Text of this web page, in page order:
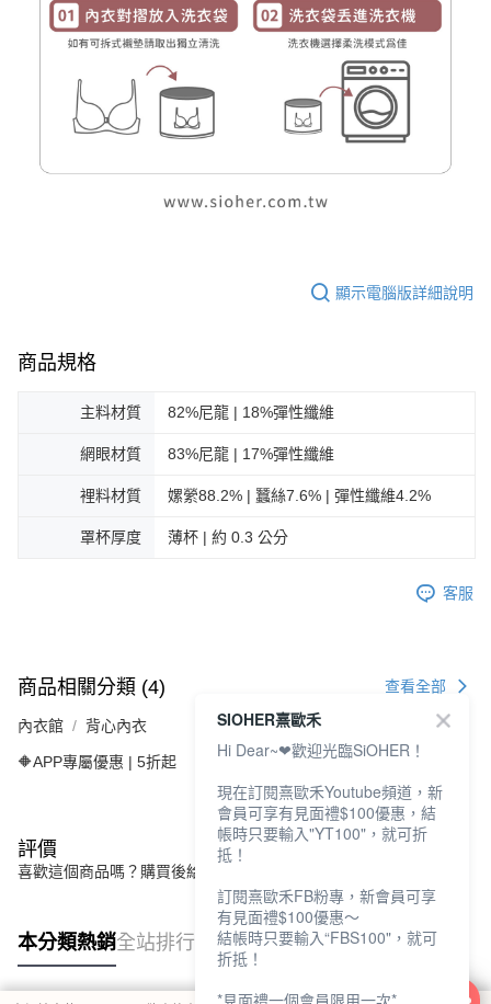
顯示電腦版詳細說明
商品規格
主料材質 82%尼龍 | 18%彈性纖維
網眼材質 83%尼龍 | 17%彈性纖維
裡料材質 嫘縈88.2% | 蠶絲7.6% | 彈性纖維4.2%
罩杯厚度 薄杯 | 約 0.3 公分
客服
商品相關分類 (4) 查看全部
內衣館 背心內衣
🔶APP專屬優惠 | 5折起
評價
喜歡這個商品嗎？購買後給他一個好評吧
本分類熱銷全站排行
SIOHER熹歐禾
Hi Dear~❤歡迎光臨SiOHER！
現在訂閱熹歐禾Youtube頻道，新
會員可享有見面禮$100優惠，結
帳時只要輸入"YT100"，就可折
抵！
訂閱熹歐禾FB粉專，新會員可享
有見面禮$100優惠～
結帳時只要輸入“FBS100"，就可
折抵！
*見面禮一個會員限用一次*